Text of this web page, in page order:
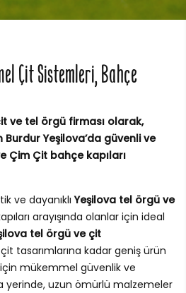
Çit Sistemleri, Bahçe
ve tel örgü firması olarak,
Yeşilova’da güvenli ve
Çim Çit bahçe kapıları
ve dayanıklıYeşilova tel örgü ve
arayışında olanlar için ideal
tel örgü ve çit
tasarımlarına kadar geniş ürün
mükemmel güvenlik ve
yerinde, uzun ömürlü malzemeler